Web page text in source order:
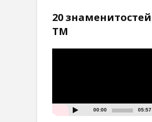
20
ТМ
00:00 05:57